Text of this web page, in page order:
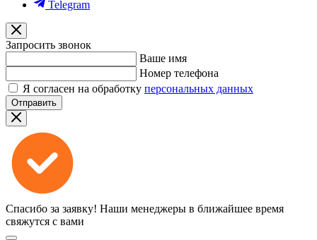
Telegram
Запросить звонок
Ваше имя
Номер телефона
Я согласен на обработку персональных данных
Отправить
Спасибо за заявку! Наши менеджеры в ближайшее время
свяжутся с вами